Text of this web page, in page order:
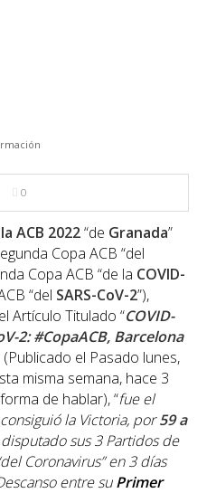
0
ACB 2022“de Granada”
Copa ACB “del
Copa ACB “de la COVID-
“del SARS-CoV-2”),
Artículo Titulado “COVID-
2: #CopaACB, Barcelona
(Publicado el Pasado lunes,
misma semana, hace 3
de hablar), “fue el
la Victoria, por59 a
sus 3 Partidos de
Coronavirus” en 3 días
entre suPrimer